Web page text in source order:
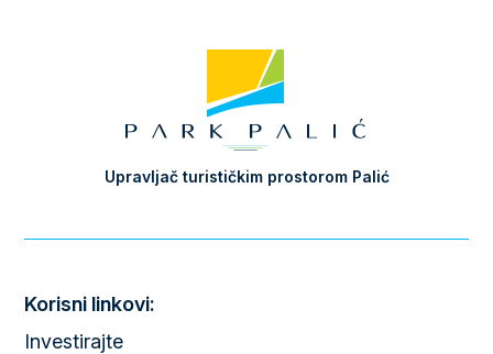
Upravljač turističkim prostorom Palić
Korisni linkovi:
Investirajte